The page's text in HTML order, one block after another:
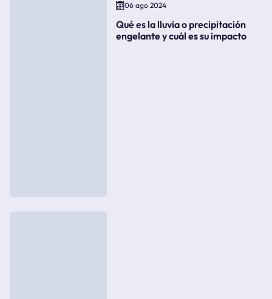
06 ago 2024
Qué es la lluvia o precipitación
engelante y cuál es su impacto